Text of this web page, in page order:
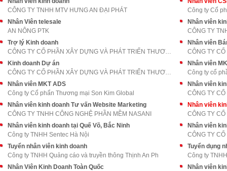
CÔNG TY TNHH MTV HƯNG AN ĐẠI PHÁT
Công ty Cổ
Nhân Viên telesale
AN NÔNG PTK
CÔNG TY
Trợ lý Kinh doanh
CÔNG TY CỔ PHẦN XÂY DỰNG VÀ PHÁT TRIỂN THƯƠNG MẠI
Nhân viên
Kinh doanh Dự án
CÔNG TY CỔ PHẦN XÂY DỰNG VÀ PHÁT TRIỂN THƯƠNG MẠI
Nhân viên
Công ty cổ
Nhân viên MKT ADS
Công ty Cổ phẩn Thương mại Son Kim Global
Nhân viên
CÔNG TY
Nhân viên kinh doanh Tư vấn Website Marketing
CÔNG TY TNHH CÔNG NGHỆ PHẦN MỀM NASANI
Nhân viên
CÔNG TY
Nhân viên kinh doanh tại Quế Võ, Bắc Ninh
Công ty TNHH Sentec Hà Nội
Nhân viên
CÔNG TY
Tuyển nhân viên kinh doanh
Công ty TNHH Quảng cáo và truyền thông Thịnh An Ph
Tuyển dụng
Công ty
Nhân Viên Kinh Doanh Toàn Quốc
Nhân viên